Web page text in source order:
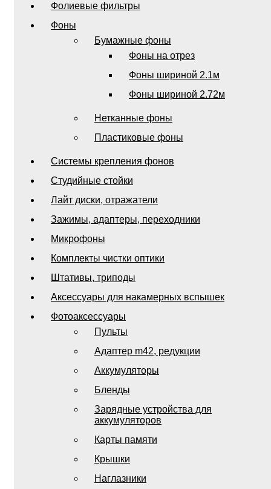
Фолиевые фильтры
Фоны
Бумажные фоны
Фоны на отрез
Фоны шириной 2.1м
Фоны шириной 2.72м
Нетканные фоны
Пластиковые фоны
Системы крепления фонов
Студийные стойки
Лайт диски, отражатели
Зажимы, адаптеры, переходники
Микрофоны
Комплекты чистки оптики
Штативы, триподы
Аксессуары для накамерных вспышек
Фотоаксессуары
Пульты
Адаптер m42, редукции
Аккумуляторы
Бленды
Зарядные устройства для
аккумуляторов
Карты памяти
Крышки
Наглазники